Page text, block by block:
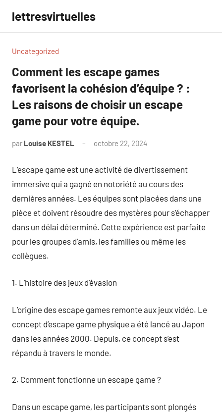
contenu
lettresvirtuelles
Uncategorized
Comment les escape games
favorisent la cohésion d’équipe ? :
Les raisons de choisir un escape
game pour votre équipe.
par Louise KESTEL octobre 22, 2024
L’escape game est une activité de divertissement
immersive qui a gagné en notoriété au cours des
dernières années. Les équipes sont placées dans une
pièce et doivent résoudre des mystères pour s’échapper
dans un délai déterminé. Cette expérience est parfaite
pour les groupes d’amis, les familles ou même les
collègues.
1. L’histoire des jeux d’évasion
L’origine des escape games remonte aux jeux vidéo. Le
concept d’escape game physique a été lancé au Japon
dans les années 2000. Depuis, ce concept s’est
répandu à travers le monde.
2. Comment fonctionne un escape game ?
Dans un escape game, les participants sont plongés